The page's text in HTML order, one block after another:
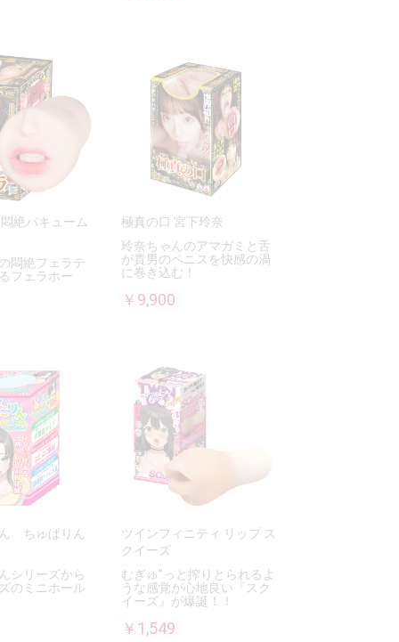
絶バキューム
悶絶フェラテ
フェラホー
極真の口 宮下玲奈
玲奈ちゃんのアマガミと舌
が貴男のペニスを快感の渦
に巻き込む！
￥9,900
ちゅぱりん
シリーズから
のミニホール
ツインフィニティ リップ ス
クイーズ
むぎゅ”っと搾りとられるよ
うな感覚が心地良い『スク
イーズ』が爆誕！！
￥1,549